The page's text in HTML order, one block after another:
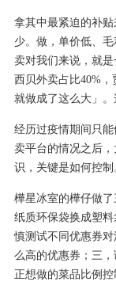
拿其中最紧迫的补
少。做，单价低、
卖对我们来说，就
西贝外卖占比40%
就做成了这么大」。
经历过疫情期间只
卖平台的情况之后
识，关键是如何控制
樺星冰室的樺仔做
纸质环保袋换成塑
慎测试不同优惠券
么高的优惠券；三
正想做的菜品比例控